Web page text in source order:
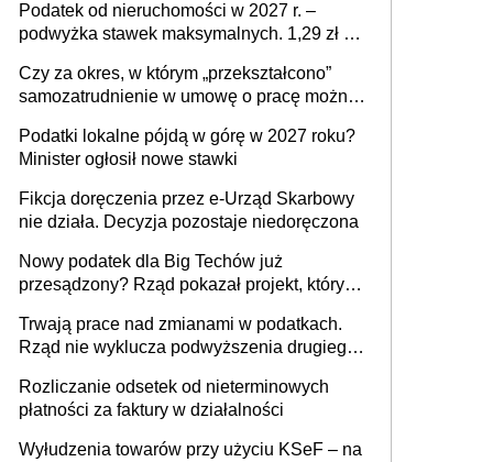
Podatek od nieruchomości w 2027 r. –
podwyżka stawek maksymalnych. 1,29 zł za
budynków i lokali związanych z
prowadzeniem działalności gospodarczej
Czy za okres, w którym „przekształcono”
samozatrudnienie w umowę o pracę można
umowy cywilnoprawnej jedynym
racjonalnym wyjściem
Podatki lokalne pójdą w górę w 2027 roku?
Minister ogłosił nowe stawki
Fikcja doręczenia przez e-Urząd Skarbowy
nie działa. Decyzja pozostaje niedoręczona
Nowy podatek dla Big Techów już
przesądzony? Rząd pokazał projekt, który
Trwają prace nad zmianami w podatkach.
Rząd nie wyklucza podwyższenia drugiego
Rozliczanie odsetek od nieterminowych
płatności za faktury w działalności
Wyłudzenia towarów przy użyciu KSeF – na